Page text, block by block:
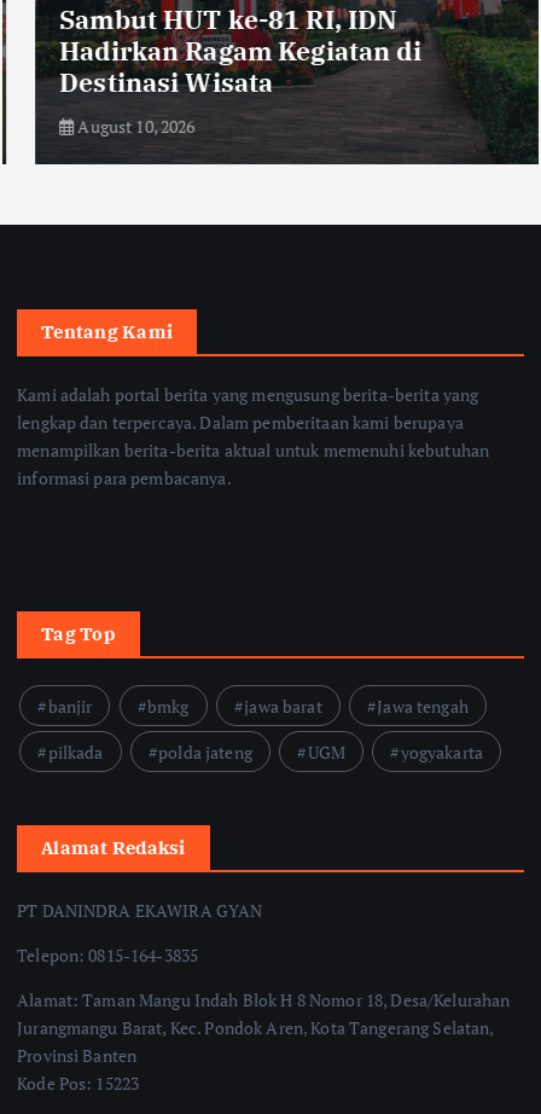
Sambut HUT ke-81 RI, IDN
Hadirkan Ragam Kegiatan di
Destinasi Wisata
August 10, 2026
Tentang Kami
Kami adalah portal berita yang mengusung berita-berita yang
lengkap dan terpercaya. Dalam pemberitaan kami berupaya
menampilkan berita-berita aktual untuk memenuhi kebutuhan
informasi para pembacanya.
Tag Top
banjir bmkg jawa barat
Jawa tengah
pilkada
polda jateng UGM yogyakarta
Alamat Redaksi
PT DANINDRA EKAWIRA GYAN
Telepon: 0815-164-3835
Alamat: Taman Mangu Indah Blok H 8 Nomor 18, Desa/Kelurahan
Jurangmangu Barat, Kec. Pondok Aren, Kota Tangerang Selatan,
Provinsi Banten
Kode Pos: 15223